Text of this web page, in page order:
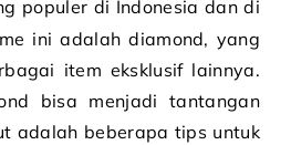
ini adalah diamond, yang
item eksklusif lainnya.
bisa menjadi tantangan
adalah beberapa tips untuk